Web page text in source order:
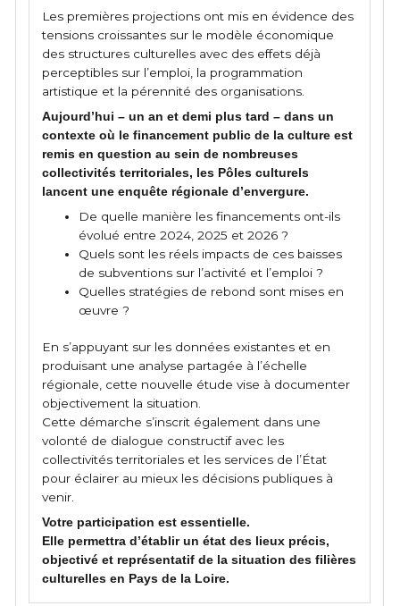
Les premières projections ont mis en évidence des
tensions croissantes sur le modèle économique
des structures culturelles avec des effets déjà
perceptibles sur l’emploi, la programmation
artistique et la pérennité des organisations.
Aujourd’hui – un an et demi plus tard – dans un
contexte où le financement public de la culture est
remis en question au sein de nombreuses
collectivités territoriales, les Pôles culturels
lancent une enquête régionale d’envergure.
De quelle manière les financements ont-ils
évolué entre 2024, 2025 et 2026 ?
Quels sont les réels impacts de ces baisses
de subventions sur l’activité et l’emploi ?
Quelles stratégies de rebond sont mises en
œuvre ?
En s’appuyant sur les données existantes et en
produisant une analyse partagée à l’échelle
régionale, cette nouvelle étude vise à documenter
objectivement la situation.
Cette démarche s’inscrit également dans une
volonté de dialogue constructif avec les
collectivités territoriales et les services de l’État
pour éclairer au mieux les décisions publiques à
venir.
Votre participation est essentielle.
Elle permettra d’établir un état des lieux précis,
objectivé et représentatif de la situation des filières
culturelles en Pays de la Loire.